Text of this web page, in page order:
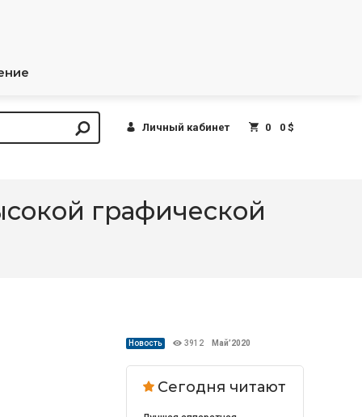
Личный кабинет 0 0 $
графической
Новость 3912 Май’2020
Сегодня читают